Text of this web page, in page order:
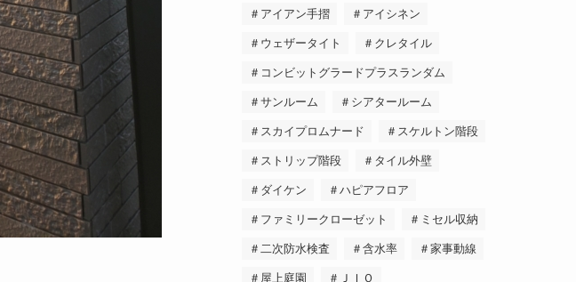
＃アイアン手摺 ＃アイシネン
＃ウェザータイト ＃クレタイル
＃コンビットグラードプラスランダム
＃サンルーム ＃シアタールーム
＃スカイプロムナード ＃スケルトン階段
＃ストリップ階段 ＃タイル外壁
＃ダイケン ＃ハピアフロア
＃ファミリークローゼット ＃ミセル収納
＃二次防水検査 ＃含水率 ＃家事動線
＃屋上庭園 ＃ＪＩＯ